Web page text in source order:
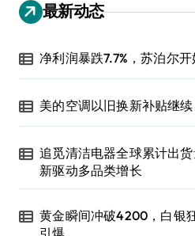
最新动态
净利润暴跌7.7%，苏泊尔
美的空调以旧换新补贴继
追觅清洁电器全球累计出
新驱动多品类增长
黄金瞬间冲破4200，白银